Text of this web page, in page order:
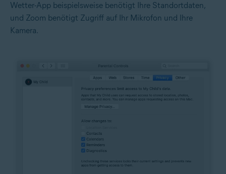
Wetter-App beispielsweise benötigt Ihre Standortdaten,
und Zoom benötigt Zugriff auf Ihr Mikrofon und Ihre
Kamera.